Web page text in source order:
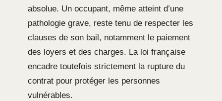
absolue. Un occupant, même atteint d’une
pathologie grave, reste tenu de respecter les
clauses de son bail, notamment le paiement
des loyers et des charges. La loi française
encadre toutefois strictement la rupture du
contrat pour protéger les personnes
vulnérables.